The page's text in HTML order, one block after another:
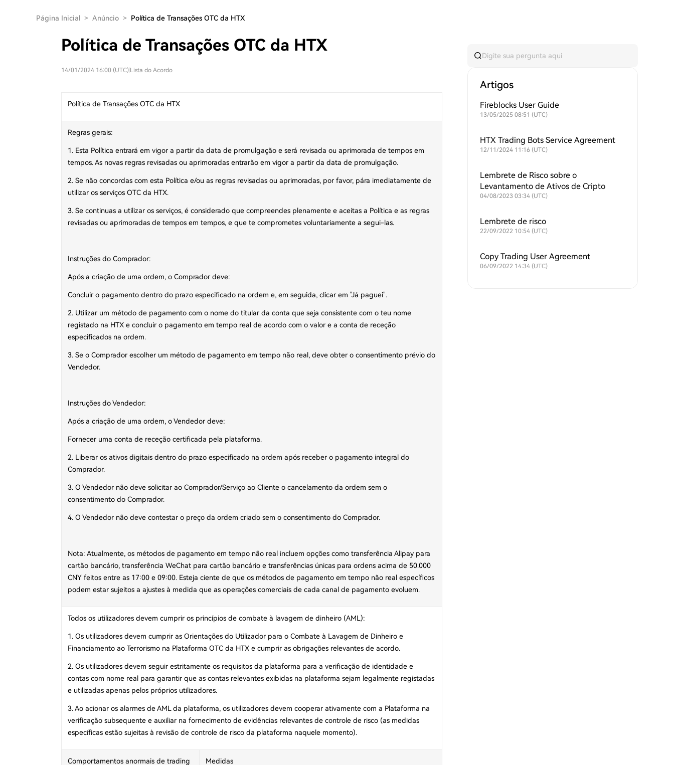
Página Inicial > Anúncio > Política de Transações OTC da HTX
Política de Transações OTC da HTX
14/01/2024 16:00 (UTC) Lista do Acordo
Política de Transações OTC da HTX
Regras gerais:
1. Esta Política entrará em vigor a partir da data de promulgação e será revisada ou aprimorada de tempos em
tempos. As novas regras revisadas ou aprimoradas entrarão em vigor a partir da data de promulgação.
2. Se não concordas com esta Política e/ou as regras revisadas ou aprimoradas, por favor, pára imediatamente de
utilizar os serviços OTC da HTX.
3. Se continuas a utilizar os serviços, é considerado que compreendes plenamente e aceitas a Política e as regras
revisadas ou aprimoradas de tempos em tempos, e que te comprometes voluntariamente a segui-las.
Instruções do Comprador:
Após a criação de uma ordem, o Comprador deve:
Concluir o pagamento dentro do prazo especificado na ordem e, em seguida, clicar em "Já paguei".
2. Utilizar um método de pagamento com o nome do titular da conta que seja consistente com o teu nome
registado na HTX e concluir o pagamento em tempo real de acordo com o valor e a conta de receção
especificados na ordem.
3. Se o Comprador escolher um método de pagamento em tempo não real, deve obter o consentimento prévio do
Vendedor.
Instruções do Vendedor:
Após a criação de uma ordem, o Vendedor deve:
Fornecer uma conta de receção certificada pela plataforma.
2. Liberar os ativos digitais dentro do prazo especificado na ordem após receber o pagamento integral do
Comprador.
3. O Vendedor não deve solicitar ao Comprador/Serviço ao Cliente o cancelamento da ordem sem o
consentimento do Comprador.
4. O Vendedor não deve contestar o preço da ordem criado sem o consentimento do Comprador.
Nota: Atualmente, os métodos de pagamento em tempo não real incluem opções como transferência Alipay para
cartão bancário, transferência WeChat para cartão bancário e transferências únicas para ordens acima de 50.000
CNY feitos entre as 17:00 e 09:00. Esteja ciente de que os métodos de pagamento em tempo não real específicos
podem estar sujeitos a ajustes à medida que as operações comerciais de cada canal de pagamento evoluem.
Todos os utilizadores devem cumprir os princípios de combate à lavagem de dinheiro (AML):
1. Os utilizadores devem cumprir as Orientações do Utilizador para o Combate à Lavagem de Dinheiro e
Financiamento ao Terrorismo na Plataforma OTC da HTX e cumprir as obrigações relevantes de acordo.
2. Os utilizadores devem seguir estritamente os requisitos da plataforma para a verificação de identidade e
contas com nome real para garantir que as contas relevantes exibidas na plataforma sejam legalmente registadas
e utilizadas apenas pelos próprios utilizadores.
3. Ao acionar os alarmes de AML da plataforma, os utilizadores devem cooperar ativamente com a Plataforma na
verificação subsequente e auxiliar na fornecimento de evidências relevantes de controle de risco (as medidas
específicas estão sujeitas à revisão de controle de risco da plataforma naquele momento).
Comportamentos anormais de trading
Medidas
Artigos
Fireblocks User Guide
13/05/2025 08:51 (UTC)
HTX Trading Bots Service Agreement
12/11/2024 11:16 (UTC)
Lembrete de Risco sobre o
Levantamento de Ativos de Cripto
04/08/2023 03:34 (UTC)
Lembrete de risco
22/09/2022 10:54 (UTC)
Copy Trading User Agreement
06/09/2022 14:34 (UTC)